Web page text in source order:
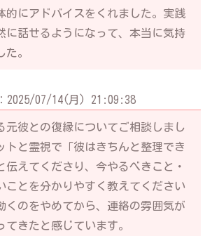
的にアドバイスをくれました。実践
に話せるようになって、本当に気持
。
2025/07/14(月) 21:09:38
元彼との復縁についてご相談しまし
トと霊視で「彼はきちんと整理でき
伝えてくださり、今やるべきこと・
ことを分かりやすく教えてください
くのをやめてから、連絡の雰囲気が
てきたと感じています。